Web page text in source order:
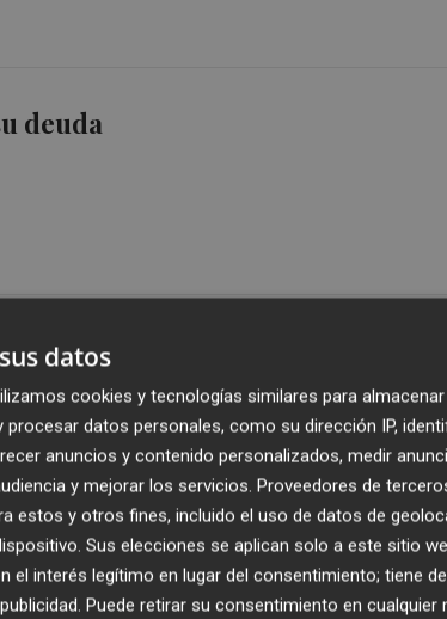
deuda
mes la refinanciación de su
de administración
datos
cookies y tecnologías similares para
datos personales, como su dirección IP,
anuncios y contenido personalizados, medir
y mejorar los servicios. Proveedores de
estos y otros fines, incluido el uso de datos de
Sus elecciones se aplican solo a este sitio
el interés legítimo en lugar del consentimiento; tiene
. Puede retirar su consentimiento en cualquier